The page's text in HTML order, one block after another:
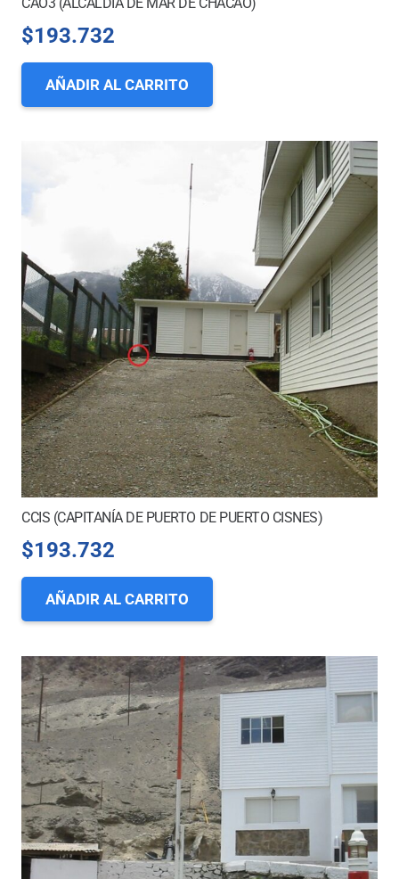
$193.732
AÑADIR AL CARRITO
CCIS (CAPITANÍA DE PUERTO DE PUERTO CISNES)
$193.732
AÑADIR AL CARRITO